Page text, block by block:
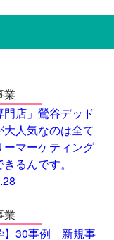
業
門店」鶯谷デッド
大人気なのは全て
ーマーケティング
るんです。
業
】30事例 新規事